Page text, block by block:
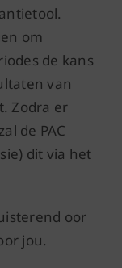
om
de kans
van
Zodra er
de PAC
dit via het
oor
jou.